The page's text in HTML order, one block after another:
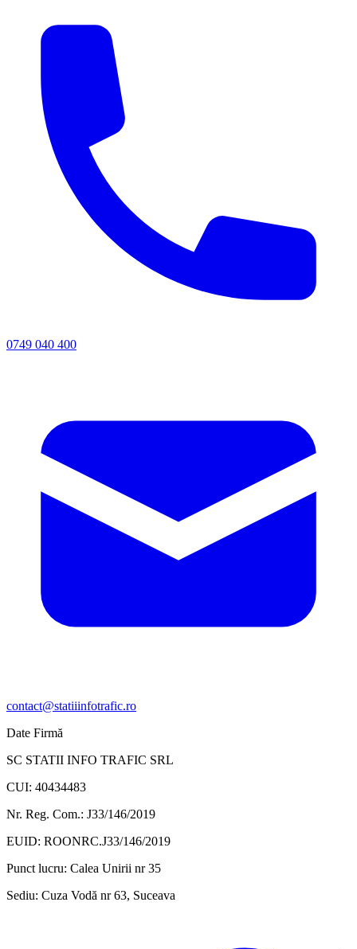
0749 040 400
contact@statiiinfotrafic.ro
Date Firmă
SC STATII INFO TRAFIC SRL
CUI: 40434483
Nr. Reg. Com.: J33/146/2019
EUID: ROONRC.J33/146/2019
Punct lucru: Calea Unirii nr 35
Sediu: Cuza Vodă nr 63, Suceava